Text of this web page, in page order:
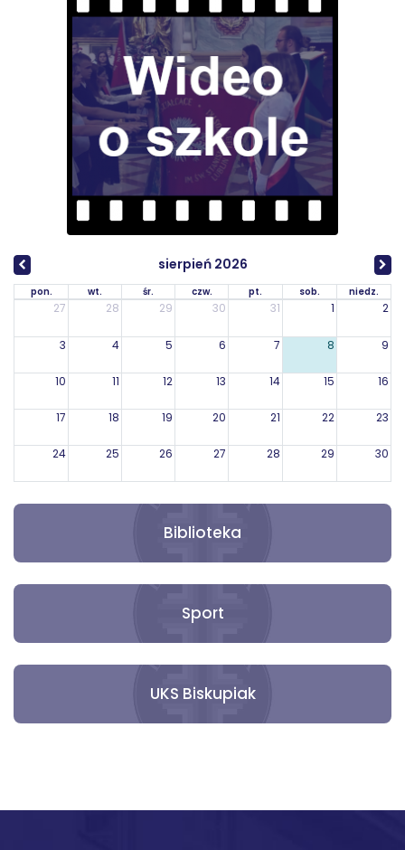
sierpień 2026
pon. wt. śr. czw. pt. sob. niedz.
27 28 29 30 31 1 2
3 4 5 6 7 8 9
10 11 12 13 14 15 16
17 18 19 20 21 22 23
24 25 26 27 28 29 30
Biblioteka
Sport
UKS Biskupiak